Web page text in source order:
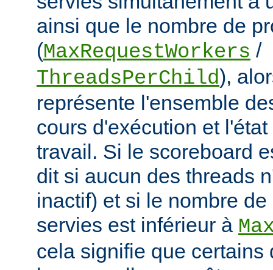
ainsi que le nombre de
(MaxRequestWorkers /
ThreadsPerChild),
représente l'ensemble
cours d'exécution et
travail. Si le scoreboard
dit si aucun des threads
inactif) et si le nombre
servies est inférieur à
cela signifie que certains